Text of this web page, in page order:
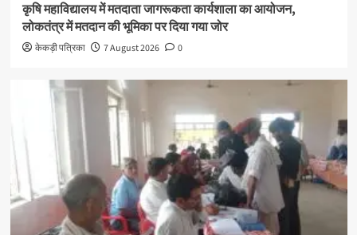
कृषि महाविद्यालय में मतदाता जागरूकता कार्यशाला का आयोजन,
लोकतंत्र में मतदान की भूमिका पर दिया गया जोर
केकड़ी पत्रिका 7 August 2026 0